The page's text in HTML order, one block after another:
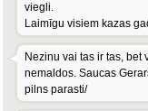
viegli.
Laimīgu visiem kazas
Nezinu vai tas ir tas, bet
nemaldos. Saucas
pilns parasti/